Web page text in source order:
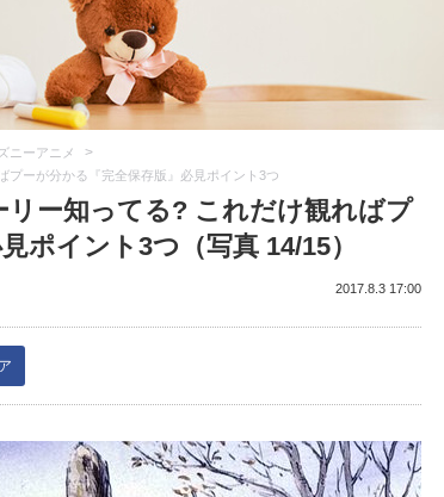
ニーアニメ >
プーが分かる『完全保存版』必見ポイント3つ
リー知ってる? これだけ観ればプ
ポイント3つ（写真 14/15）
2017.8.3 17:00